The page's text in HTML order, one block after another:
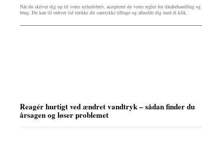
Reagér hurtigt ved ændret vandtryk – sådan finder du
årsagen og løser problemet
Når du skriver dig op til vores nyhedsbrev, accepterer du vores regler for databehandling og
brug. Du kan til enhver tid trække dit samtykke tilbage og afmelde dig med ét klik.